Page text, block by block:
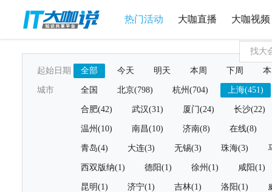
热门活动 大咖直播 大咖视频
起始日期 全部 今天 明天 本周 下周
城市 全国 北京(798) 杭州(704) 上海(451)
合肥(42) 武汉(31) 厦门(24) 长沙(22)
温州(10) 南昌(10) 济南(8) 在线(8)
青岛(4) 大连(3) 无锡(3) 珠海(3)
西双版纳(1) 德阳(1) 徐州(1) 咸阳(1)
昆明(1) 济宁(1) 吉林(1) 洛阳(1)